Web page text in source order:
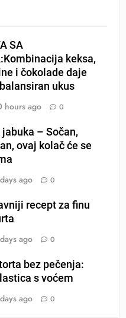
SA
keksa,
i čokolade daje
ukus
hours ago 0
– Sočan,
ovaj kolač će se
ago 0
recept za finu
ago 0
bez pečenja:
s voćem
ago 0